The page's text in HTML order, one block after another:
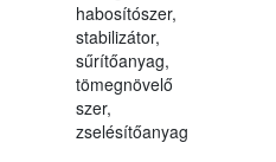
habosítószer,
stabilizátor,
sűrítőanyag,
tömegnövelő
szer,
zselésítőanyag